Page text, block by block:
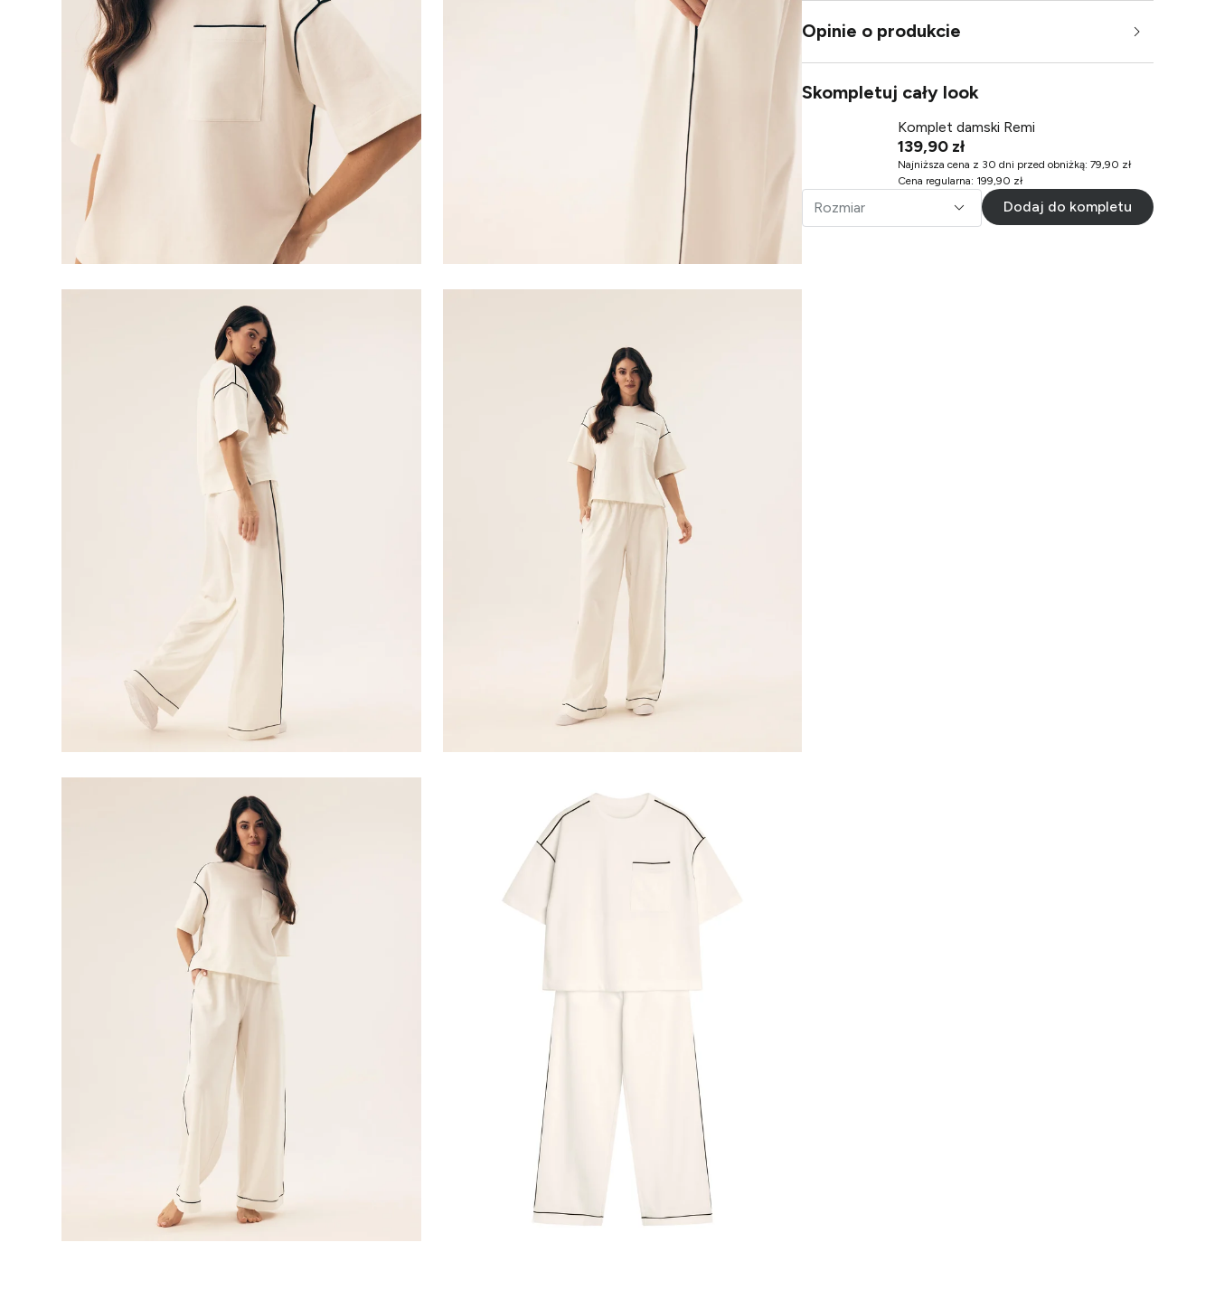
Opinie o produkcie
Skompletuj cały look
Komplet damski Remi
139,90 zł
Najniższa cena z 30 dni przed obniżką: 79,90 zł
Cena regularna: 199,90 zł
Rozmiar Dodaj do kompletu